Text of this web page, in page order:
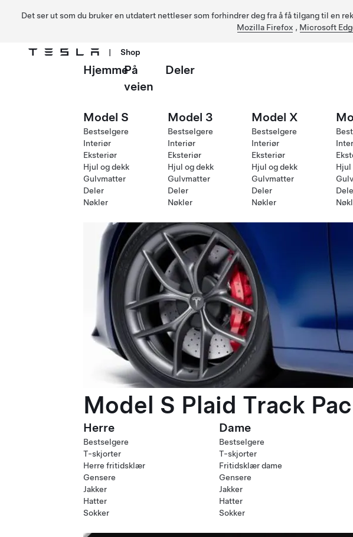
Det ser ut som du bruker en utdatert nettleser som forhindrer deg fra å få tilgang til en
Mozilla Firefox , Microsoft
| Shop
HjemmePå
veien
Deler
Model S
Bestselgere
Interiør
Eksteriør
Hjul og dekk
Gulvmatter
Deler
Nøkler
Model 3
Bestselgere
Interiør
Eksteriør
Hjul og dekk
Gulvmatter
Deler
Nøkler
Model X
Bestselgere
Interiør
Eksteriør
Hjul og dekk
Gulvmatter
Deler
Nøkler
Hjul
Model S Plaid Track
Herre
Bestselgere
T-skjorter
Herre fritidsklær
Gensere
Jakker
Hatter
Sokker
Dame
Bestselgere
T-skjorter
Fritidsklær dame
Gensere
Jakker
Hatter
Sokker